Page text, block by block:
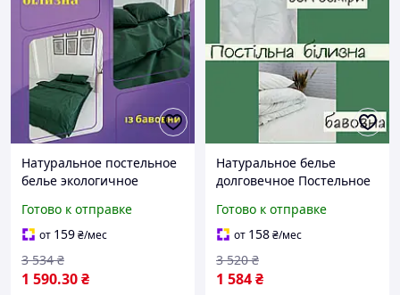
Натуральное постельное
белье экологичное
постельного белья
удобное Постельное
белье
Готово к отправке
от 159₴/мес
1 590.30₴
3 534 ₴
Натуральное белье
долговечное Постельное
составом
гипоаллергенное Постель
мягкое
Готово к отправке
от 158₴/мес
1 584₴
3 520 ₴